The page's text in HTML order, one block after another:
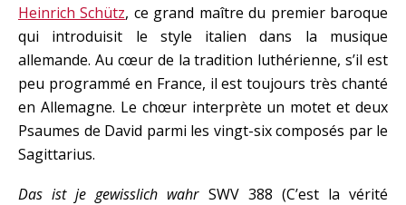
Heinrich Schütz, ce grand maître du premier baroque
qui introduisit le style italien dans la musique
allemande. Au cœur de la tradition luthérienne, s’il est
peu programmé en France, il est toujours très chanté
en Allemagne. Le chœur interprète un motet et deux
Psaumes de David parmi les vingt-six composés par le
Sagittarius.
Das ist je gewisslich wahrSWV 388 (C’est la vérité